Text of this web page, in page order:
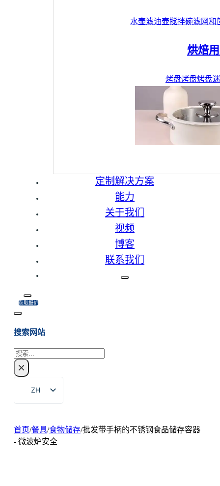
水壶滤油壶搅拌碗滤网和
烘焙
烤盘烤盘烤盘
定制解决方案
能力
关于我们
视频
博客
联系我们
获取报价
搜索网站
搜
索×
ZH
EN
DE
首页/餐具/食物储存/批发带手柄的不锈钢食品储存容器
- 微波炉安全